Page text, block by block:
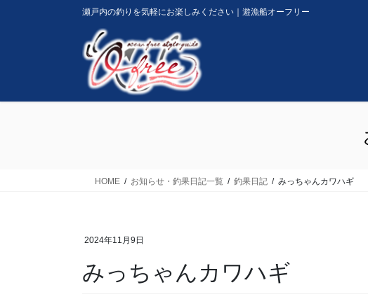
瀬戸内の釣りを気軽にお楽しみください｜遊漁船オーフリー
HOME お知らせ・釣果日記一覧 釣果日記 みっちゃんカワハギ
2024年11月9日
みっちゃんカワハギ